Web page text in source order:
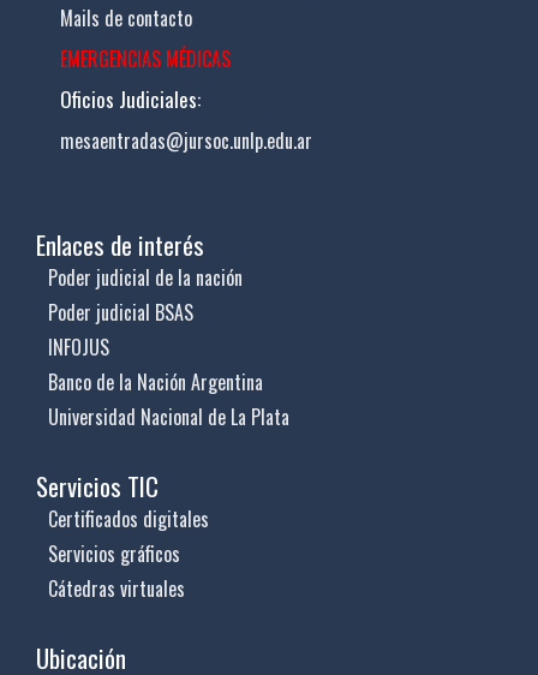
Mails de contacto
EMERGENCIAS MÉDICAS
Oficios Judiciales:
mesaentradas@jursoc.unlp.edu.ar
Enlaces de interés
Poder judicial de la nación
Poder judicial BSAS
INFOJUS
Banco de la Nación Argentina
Universidad Nacional de La Plata
Servicios TIC
Certificados digitales
Servicios gráficos
Cátedras virtuales
Ubicación